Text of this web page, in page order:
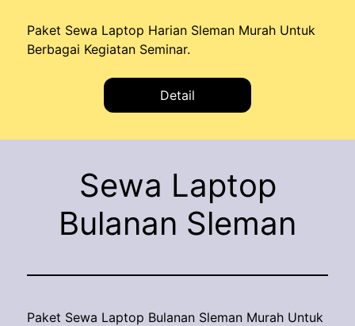
Paket Sewa Laptop Harian Sleman Murah Untuk
Berbagai Kegiatan Seminar.
Detail
Sewa Laptop
Bulanan Sleman
Paket Sewa Laptop Bulanan Sleman Murah Untuk